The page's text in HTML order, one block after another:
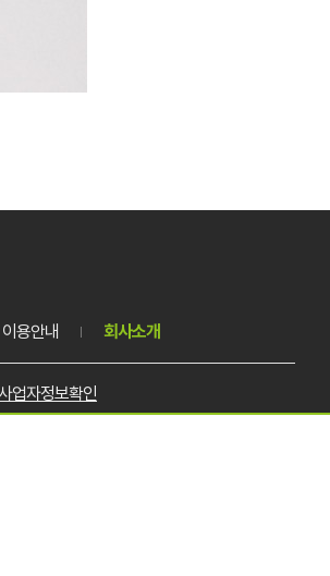
이용안내 회사소개
업자정보확인
메일 : samboopack@naver.com